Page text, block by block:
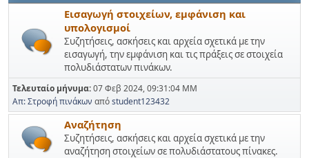
Εισαγωγή στοιχείων, εμφάνιση και
υπολογισμοί
Συζητήσεις, ασκήσεις και αρχεία σχετικά με την
εισαγωγή, την εμφάνιση και τις πράξεις σε στοιχεία
πολυδιάστατων πινάκων.
Τελευταίο μήνυμα:07 Φεβ 2024, 09:31:04 ΜΜ
Απ: Στροφή πινάκων απόstudent123432
Αναζήτηση
Συζητήσεις, ασκήσεις και αρχεία σχετικά με την
αναζήτηση στοιχείων σε πολυδιάστατους πίνακες.